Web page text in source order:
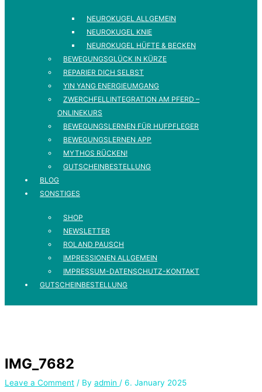
NEUROKUGEL ALLGEMEIN
NEUROKUGEL KNIE
NEUROKUGEL HÜFTE & BECKEN
BEWEGUNGSGLÜCK IN KÜRZE
REPARIER DICH SELBST
YIN YANG ENERGIEUMGANG
ZWERCHFELLINTEGRATION AM PFERD –
ONLINEKURS
BEWEGUNGSLERNEN FÜR HUFPFLEGER
BEWEGUNGSLERNEN APP
MYTHOS RÜCKEN!
GUTSCHEINBESTELLUNG
BLOG
SONSTIGES
SHOP
NEWSLETTER
ROLAND PAUSCH
IMPRESSIONEN ALLGEMEIN
IMPRESSUM-DATENSCHUTZ-KONTAKT
GUTSCHEINBESTELLUNG
IMG_7682
Leave a Comment / By admin / 6. January 2025